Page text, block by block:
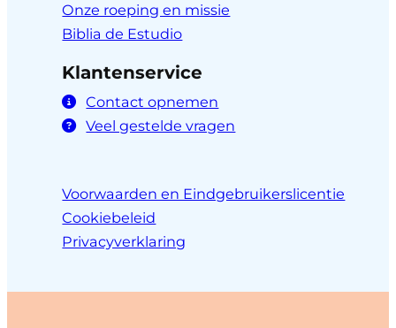
Onze roeping en missie
Biblia de Estudio
Klantenservice
Contact opnemen
Veel gestelde vragen
Voorwaarden en Eindgebruikerslicentie
Cookiebeleid
Privacyverklaring